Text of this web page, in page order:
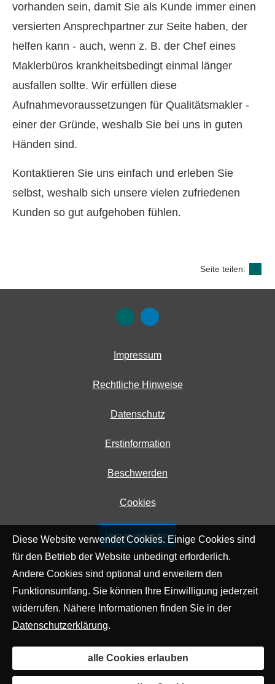
vorhanden sein, damit Sie als Kunde immer einen
versierten Ansprechpartner zur Seite haben, der
helfen kann - auch, wenn z. B. der Chef eines
Maklerbüros krankheitsbedingt einmal länger
ausfallen sollte. Wir erfüllen diese
Aufnahmevoraussetzungen für Qualitätsmakler -
einer der Gründe, weshalb Sie bei uns in guten
Händen sind.
Kontaktieren Sie uns einfach und erleben Sie
selbst, weshalb sich unsere vielen zufriedenen
Kunden so gut aufgehoben fühlen.
Seite teilen:
Impressum
Rechtliche Hinweise
Datenschutz
Erstinformation
Beschwerden
Cookies
Vertrag widerrufen
Diese Website verwendet Cookies. Einige Cookies sind
für den Betrieb der Website unbedingt erforderlich.
Andere Cookies sind optional und erweitern den
Funktionsumfang. Sie können Ihre Einwilligung jederzeit
widerrufen. Nähere Informationen finden Sie in der
Datenschutzerklärung.
alle Cookies erlauben